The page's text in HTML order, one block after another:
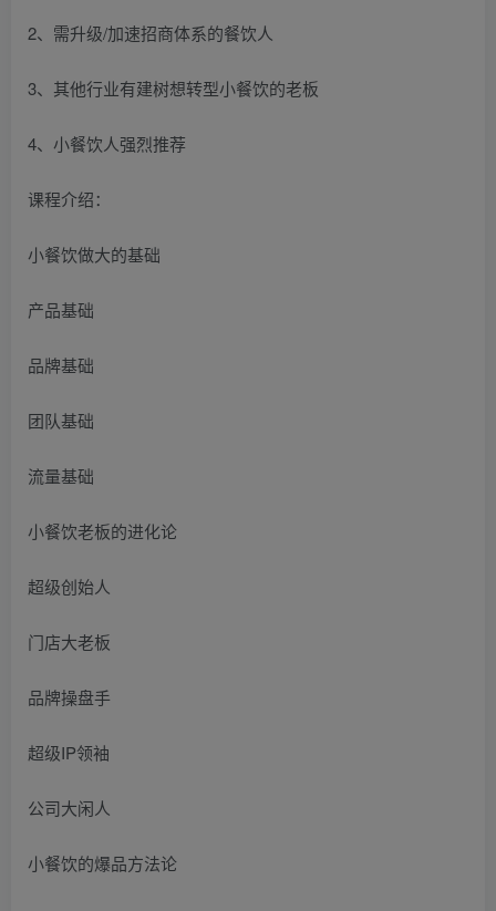
2、需升级/加速招商体系的餐饮人
3、其他行业有建树想转型小餐饮的老板
4、小餐饮人强烈推荐
课程介绍：
小餐饮做大的基础
产品基础
品牌基础
团队基础
流量基础
小餐饮老板的进化论
超级创始人
门店大老板
品牌操盘手
超级IP领袖
公司大闲人
小餐饮的爆品方法论